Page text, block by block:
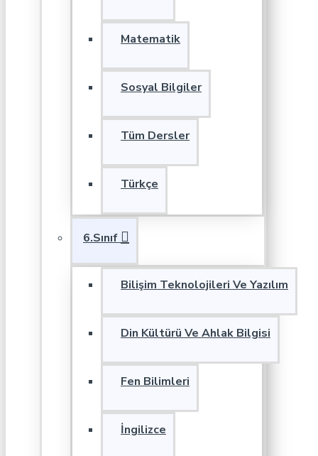
Matematik
Sosyal Bilgiler
Tüm Dersler
Türkçe
6.Sınıf
Bilişim Teknolojileri Ve Yazılım
Din Kültürü Ve Ahlak Bilgisi
Fen Bilimleri
İngilizce